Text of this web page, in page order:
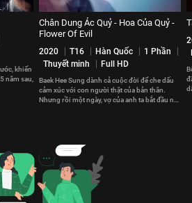
khiến
năm sau,
Chân Dung Ác Quỷ - Hoa Của Quỷ -
Flower Of Evil
2020 T16 Hàn Quốc
1 Phần
Thuyết minh
Full HD
Baek Hee Sung dành cả cuộc đời để che dấu
cảm xúc với con người thật của bản thân.
Nhưng rồi một ngày, vợ của anh ta bắt đầu nảy